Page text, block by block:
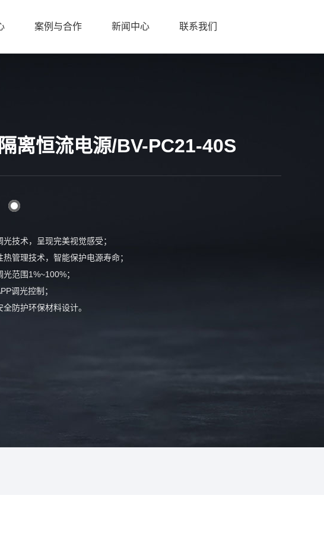
案例与合作 新闻中心 联系我们
离恒流电源/BV-PC21-40S
光技术，呈现完美视觉感受；
热管理技术，智能保护电源寿命；
光范围1%~100%；
调光控制；
全防护环保材料设计。